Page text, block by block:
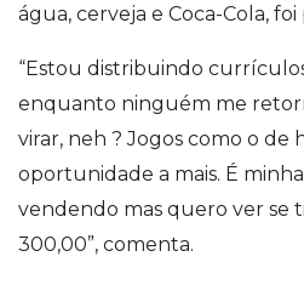
água, cerveja e Coca-Cola,
“Estou distribuindo
enquanto ninguém me
virar, neh ? Jogos como o de
oportunidade a mais. É
vendendo mas quero ver se
300,00”, comenta.